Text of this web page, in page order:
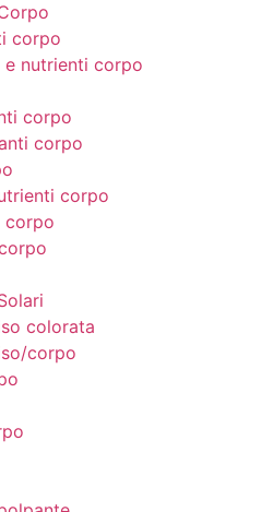
corpo
nutrienti corpo
corpo
corpo
corpo
corpo
colorata
corpo